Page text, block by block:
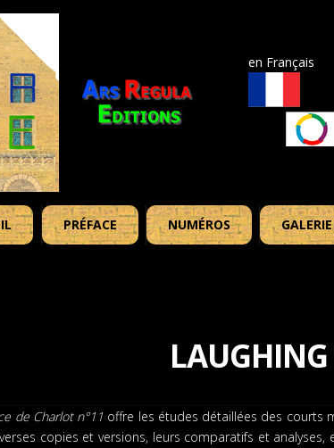
en Français
PRÉFACE NUMÉROS
de Charlot n°11 offre les études détaillées des courts
copies et versions, leurs comparatifs et